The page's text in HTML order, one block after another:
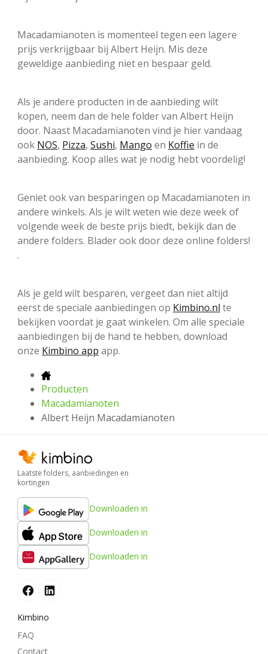
Macadamianoten is momenteel tegen een lagere
prijs verkrijgbaar bij Albert Heijn. Mis deze
geweldige aanbieding niet en bespaar geld.
Als je andere producten in de aanbieding wilt
kopen, neem dan de hele folder van Albert Heijn
door. Naast Macadamianoten vind je hier vandaag
ook NOS, Pizza, Sushi, Mango en Koffie in de
aanbieding. Koop alles wat je nodig hebt voordelig!
Geniet ook van besparingen op Macadamianoten in
andere winkels. Als je wilt weten wie deze week of
volgende week de beste prijs biedt, bekijk dan de
andere folders. Blader ook door deze online folders!
.
Als je geld wilt besparen, vergeet dan niet altijd
eerst de speciale aanbiedingen op Kimbino.nl te
bekijken voordat je gaat winkelen. Om alle speciale
aanbiedingen bij de hand te hebben, download
onze Kimbino app app.
Producten
Macadamianoten
Albert Heijn Macadamianoten
Laatste folders, aanbiedingen en
kortingen
Downloaden in
Downloaden in
Downloaden in
Kimbino
FAQ
Contact